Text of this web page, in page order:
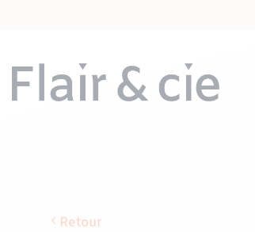
Retour